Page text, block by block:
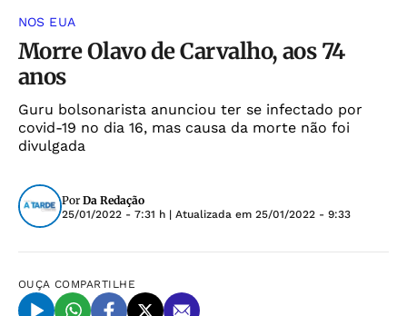
NOS EUA
Morre Olavo de Carvalho, aos 74
anos
Guru bolsonarista anunciou ter se infectado por
covid-19 no dia 16, mas causa da morte não foi
divulgada
Por Da Redação
25/01/2022 - 7:31 h | Atualizada em 25/01/2022 - 9:33
OUÇA COMPARTILHE